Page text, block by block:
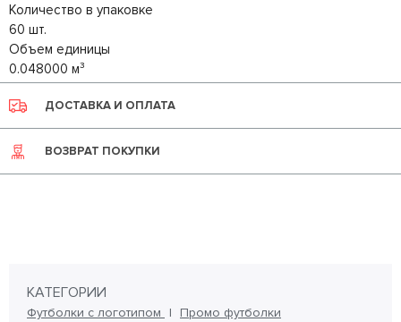
Количество в упаковке
60 шт.
Объем единицы
0.048000 м³
ДОСТАВКА И ОПЛАТА
ВОЗВРАТ ПОКУПКИ
КАТЕГОРИИ
Футболки с логотипом Промо футболки